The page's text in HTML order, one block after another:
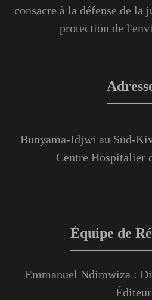
consacre à la défense de la
protection de
Bunyama-Idjwi au Sud-
Centre Hospitalier
Équipe de
Emmanuel Ndimwiza :
Éditeur